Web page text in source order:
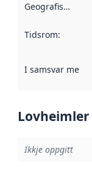
Geografisk område
Tidsrom:
I samsvar med
Lovheimler
Ikkje oppgitt